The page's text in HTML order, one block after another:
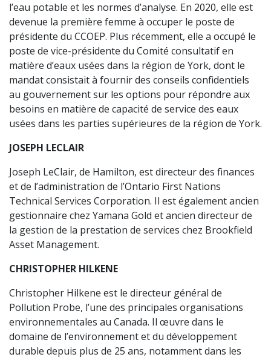
l’eau potable et les normes d’analyse. En 2020, elle est
devenue la première femme à occuper le poste de
présidente du CCOEP. Plus récemment, elle a occupé le
poste de vice-présidente du Comité consultatif en
matière d’eaux usées dans la région de York, dont le
mandat consistait à fournir des conseils confidentiels
au gouvernement sur les options pour répondre aux
besoins en matière de capacité de service des eaux
usées dans les parties supérieures de la région de York.
JOSEPH LECLAIR
Joseph LeClair, de Hamilton, est directeur des finances
et de l’administration de l’Ontario First Nations
Technical Services Corporation. Il est également ancien
gestionnaire chez Yamana Gold et ancien directeur de
la gestion de la prestation de services chez Brookfield
Asset Management.
CHRISTOPHER HILKENE
Christopher Hilkene est le directeur général de
Pollution Probe, l’une des principales organisations
environnementales au Canada. Il œuvre dans le
domaine de l’environnement et du développement
durable depuis plus de 25 ans, notamment dans les